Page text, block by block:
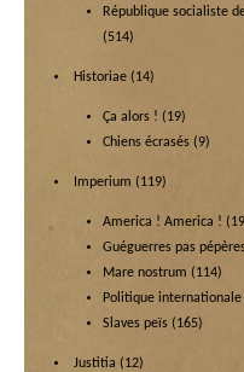
République socialiste
(514)
Historiae (14)
Ça alors ! (19)
Chiens écrasés (9)
Imperium (119)
America ! America !
Guéguerres pas
Mare nostrum (114)
Politique internationale
Slaves peïs (165)
Justitia (12)